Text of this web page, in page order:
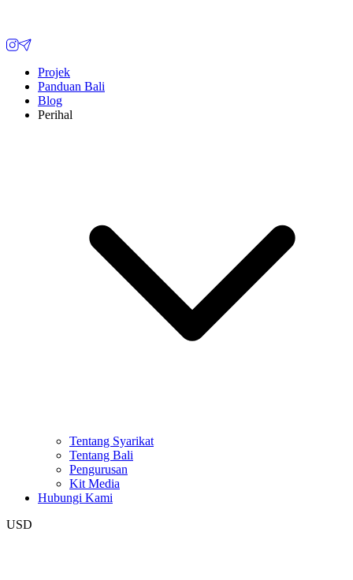
Projek
Panduan Bali
Blog
Perihal
Tentang Syarikat
Tentang Bali
Pengurusan
Kit Media
Hubungi Kami
USD